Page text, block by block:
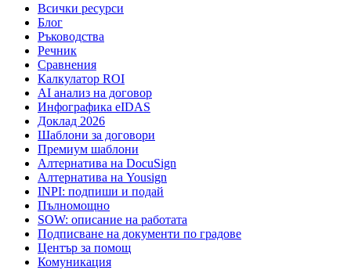
Всички ресурси
Блог
Ръководства
Речник
Сравнения
Калкулатор ROI
AI анализ на договор
Инфографика eIDAS
Доклад 2026
Шаблони за договори
Премиум шаблони
Алтернатива на DocuSign
Алтернатива на Yousign
INPI: подпиши и подай
Пълномощно
SOW: описание на работата
Подписване на документи по градове
Център за помощ
Комуникация